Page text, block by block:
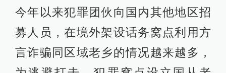
今年以来犯罪团伙向国内其他地区招
募人员，在境外架设话务窝点利用方
言诈骗同区域老乡的情况越来越多，